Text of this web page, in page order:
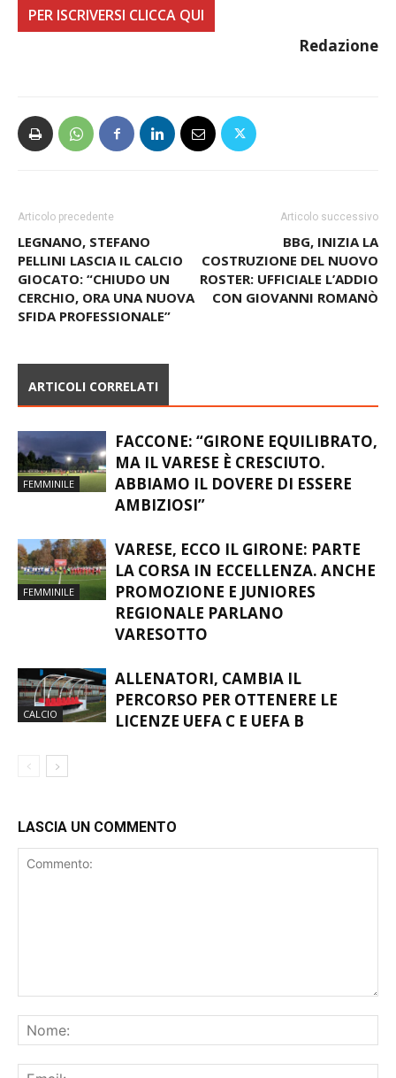
PER ISCRIVERSI CLICCA QUI
Redazione
Articolo precedente
LEGNANO, STEFANO
PELLINI LASCIA IL CALCIO
GIOCATO: “CHIUDO UN
CERCHIO, ORA UNA NUOVA
SFIDA PROFESSIONALE”
Articolo successivo
BBG, INIZIA LA
COSTRUZIONE DEL NUOVO
ROSTER: UFFICIALE L’ADDIO
CON GIOVANNI ROMANÒ
ARTICOLI CORRELATI
FEMMINILE
FACCONE: “GIRONE EQUILIBRATO,
MA IL VARESE È CRESCIUTO.
ABBIAMO IL DOVERE DI ESSERE
AMBIZIOSI”
FEMMINILE
VARESE, ECCO IL GIRONE: PARTE
LA CORSA IN ECCELLENZA. ANCHE
PROMOZIONE E JUNIORES
REGIONALE PARLANO
VARESOTTO
CALCIO
ALLENATORI, CAMBIA IL
PERCORSO PER OTTENERE LE
LICENZE UEFA C E UEFA B
LASCIA UN COMMENTO